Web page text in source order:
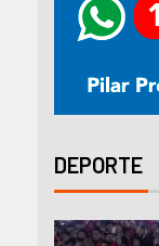
DEPORTE